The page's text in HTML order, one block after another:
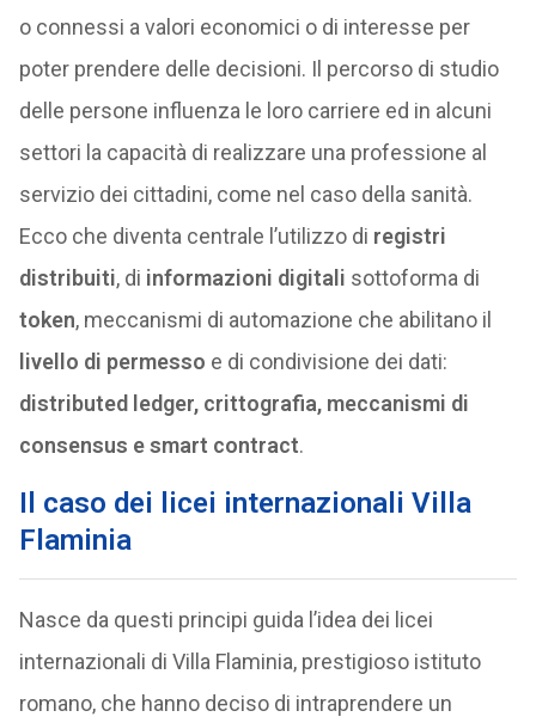
o connessi a valori economici o di interesse per
poter prendere delle decisioni. Il percorso di studio
delle persone influenza le loro carriere ed in alcuni
settori la capacità di realizzare una professione al
servizio dei cittadini, come nel caso della sanità.
Ecco che diventa centrale l’utilizzo di registri
distribuiti, di informazioni digitali sottoforma di
token, meccanismi di automazione che abilitano il
livello di permesso e di condivisione dei dati:
distributed ledger, crittografia, meccanismi di
consensus e smart contract.
Il caso dei licei internazionali Villa
Flaminia
Nasce da questi principi guida l’idea dei licei
internazionali di Villa Flaminia, prestigioso istituto
romano, che hanno deciso di intraprendere un